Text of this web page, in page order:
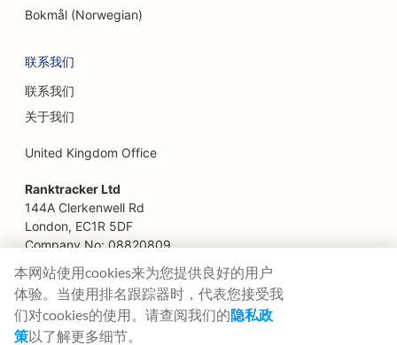
农场到餐桌餐厅的搜索引擎优化
高级餐厅的搜索引擎优化
快餐店搜索引擎优化
花店搜索引擎优化
为美食广场提供搜索引擎优化
法国糕点店搜索引擎优化
冷冻酸奶店搜索引擎优化
Bokmål (Norwegian)
联系我们
联系我们
关于我们
United Kingdom Office
Ranktracker Ltd
144A Clerkenwell Rd
London, EC1R 5DF
Company No: 08820809
felix@ranktracker.com
2015 -2026© Ranktracker. All Rights Reserved.
本网站使用cookies来为您提供良好的用户
体验。当使用排名跟踪器时，代表您接受我
们对cookies的使用。请查阅我们的隐私政
策以了解更多细节。